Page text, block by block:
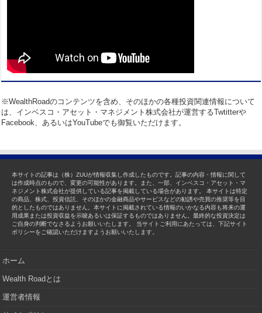
※WealthRoadのコンテンツを含め、そのほかの各種投資関連情報について
は、インベスコ・アセット・マネジメント株式会社が運営するTwtitterや
Facebook、あるいはYouTubeでも御覧いただけます。
本サイトの記事は（株）ZUUが情報収集し作成したものです。記事の内容・情報に関して
は作成時点のもので、変更の可能性があります。また、一部、インベスコ・アセット・マ
ネジメント株式会社が提供している記事を掲載している場合があります。 本サイトは特定
の商品、株式、投資信託、そのほかの金融商品やサービスなどの勧誘や売買の推奨等を目
的としたものではありません。本サイトに掲載されている情報のいかなる内容も将来の運
用成果または投資収益を示唆あるいは保証するものではありません。最終的な投資決定は
ご自身の判断でなさるようお願いいたします。 当サイトご利用にあたっては、下記サイト
ポリシーをご確認いただけますようお願いいたします。
ホーム
Wealth Roadとは
運営者情報